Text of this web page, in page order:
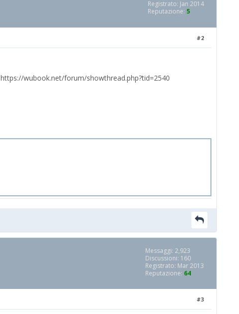
Registrato: Jan 2014
Reputazione: 5
#2
https://wubook.net/forum/showthread.php?tid=2540
Messaggi: 2,923
Discussioni: 160
Registrato: Mar 2013
Reputazione: 64
#3